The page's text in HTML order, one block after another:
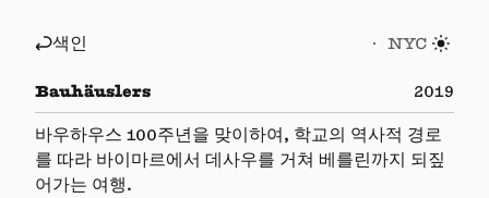
색인
NYC
Bauhäuslers
2019
바우하우스 100주년을 맞이하여, 학교의 역사적 경로
를 따라 바이마르에서 데사우를 거쳐 베를린까지 되짚
어가는 여행.